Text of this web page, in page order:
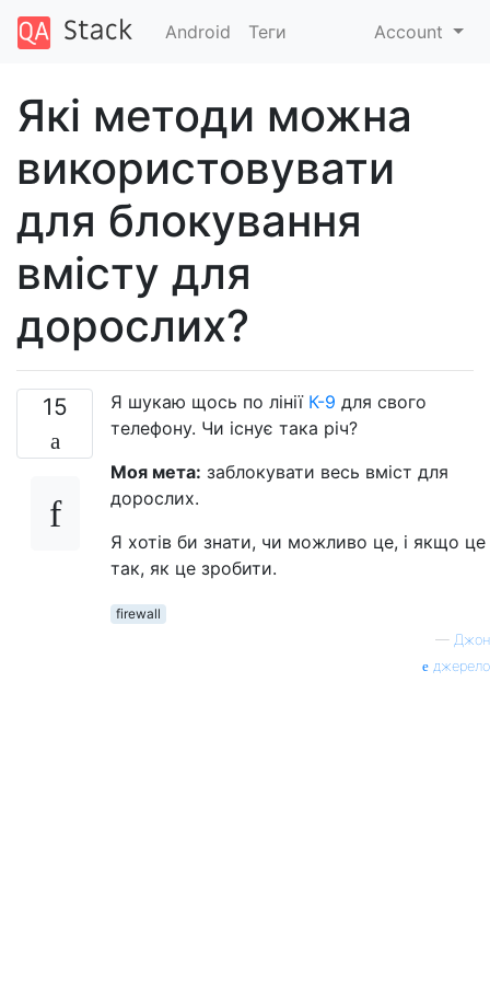
Android Теги Account
Які методи можна
використовувати
для блокування
вмісту для
дорослих?
15 Я шукаю щось по лінії К-9 для свого
телефону. Чи існує така річ?
Моя мета: заблокувати весь вміст для
дорослих.
Я хотів би знати, чи можливо це, і якщо це
так, як це зробити.
firewall
— Джон
джерело